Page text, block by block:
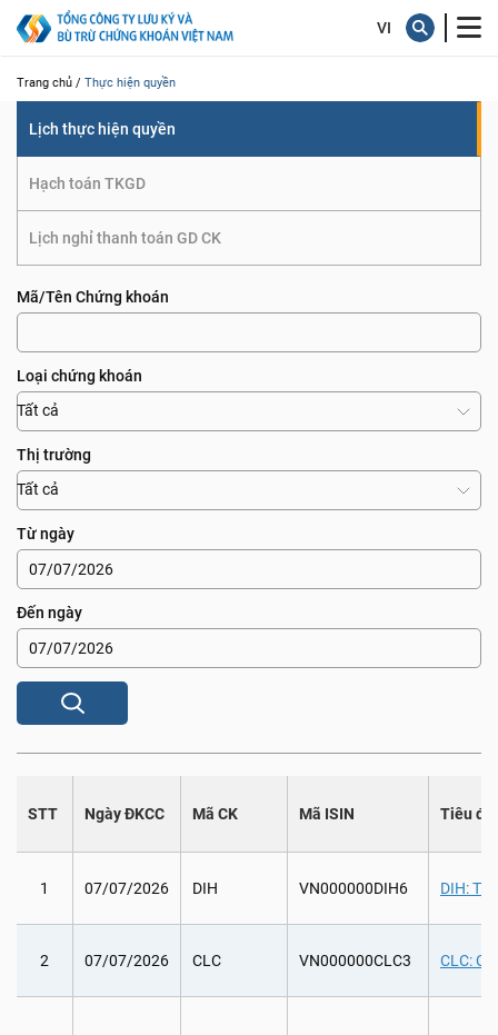
Trang chủ / Thực hiện quyền
Lịch thực hiện quyền
Hạch toán TKGD
Lịch nghỉ thanh toán GD CK
Mã/Tên Chứng khoán
Loại chứng khoán
Tất cả
Thị trường
Tất cả
Từ ngày
Đến ngày
STT Ngày ĐKCC Mã CK Mã ISIN Tiêu đề
1 07/07/2026 DIH VN000000DIH6 DIH:
2 07/07/2026 CLC VN000000CLC3 CLC: